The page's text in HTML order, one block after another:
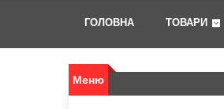
ГОЛОВНА ТОВАРИ